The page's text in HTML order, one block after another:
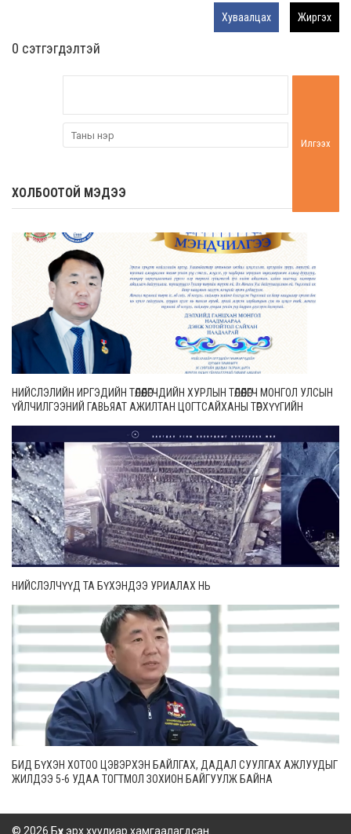
Хуваалцах Жиргэх
0 cэтгэгдэлтэй
Илгээх
ХОЛБООТОЙ МЭДЭЭ
НИЙСЛЭЛИЙН ИРГЭДИЙН ТӨЛӨӨЛӨГЧДИЙН ХУРЛЫН ТӨЛӨӨЛӨГЧ МОНГОЛ УЛСЫН
ҮЙЛЧИЛГЭЭНИЙ ГАВЬЯАТ АЖИЛТАН ЦОГТСАЙХАНЫ ТӨРХҮҮГИЙН
НИЙСЛЭЛЧҮҮД ТА БҮХЭНДЭЭ УРИАЛАХ НЬ
БИД БҮХЭН ХОТОО ЦЭВЭРХЭН БАЙЛГАХ, ДАДАЛ СУУЛГАХ АЖЛУУДЫГ
ЖИЛДЭЭ 5-6 УДАА ТОГТМОЛ ЗОХИОН БАЙГУУЛЖ БАЙНА
© 2026 Бүх эрх хуулиар хамгаалагдсан.